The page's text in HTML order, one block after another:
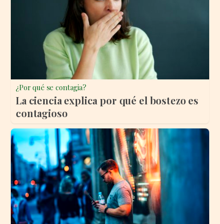
¿Por qué se contagia?
La ciencia explica por qué el bostezo es
contagioso